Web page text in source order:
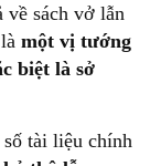
về sách vở lẫn
một vị tướng
biệt là sở
tài liệu chính